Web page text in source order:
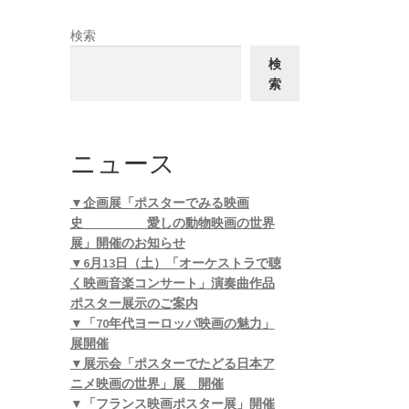
検索
検
索
ニュース
▼企画展「ポスターでみる映画
史 愛しの動物映画の世界
展」開催のお知らせ
▼6月13日（土）「オーケストラで聴
く映画音楽コンサート」演奏曲作品
ポスター展示のご案内
▼「70年代ヨーロッパ映画の魅力」
展開催
▼展示会「ポスターでたどる日本ア
ニメ映画の世界」展 開催
▼「フランス映画ポスター展」開催